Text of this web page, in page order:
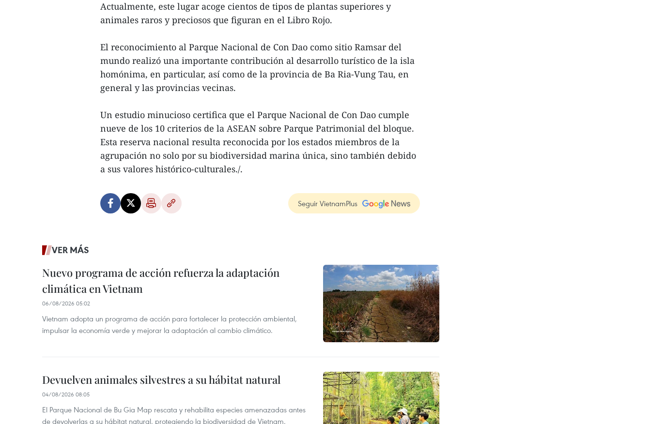
Actualmente, este lugar acoge cientos de tipos de plantas superiores y
animales raros y preciosos que figuran en el Libro Rojo.
El reconocimiento al Parque Nacional de Con Dao como sitio Ramsar del
mundo realizó una importante contribución al desarrollo turístico de la isla
homónima, en particular, así como de la provincia de Ba Ria-Vung Tau, en
general y las provincias vecinas.
Un estudio minucioso certifica que el Parque Nacional de Con Dao cumple
nueve de los 10 criterios de la ASEAN sobre Parque Patrimonial del bloque.
Esta reserva nacional resulta reconocida por los estados miembros de la
agrupación no solo por su biodiversidad marina única, sino también debido
a sus valores histórico-culturales./.
Seguir VietnamPlus
VER MÁS
Nuevo programa de acción refuerza la adaptación
climática en Vietnam
06/08/2026 05:02
Vietnam adopta un programa de acción para fortalecer la protección ambiental,
impulsar la economía verde y mejorar la adaptación al cambio climático.
Devuelven animales silvestres a su hábitat natural
04/08/2026 08:05
El Parque Nacional de Bu Gia Map rescata y rehabilita especies amenazadas antes
de devolverlas a su hábitat natural, protegiendo la biodiversidad de Vietnam.